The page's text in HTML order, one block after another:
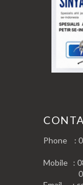
Phone :
Mobile :